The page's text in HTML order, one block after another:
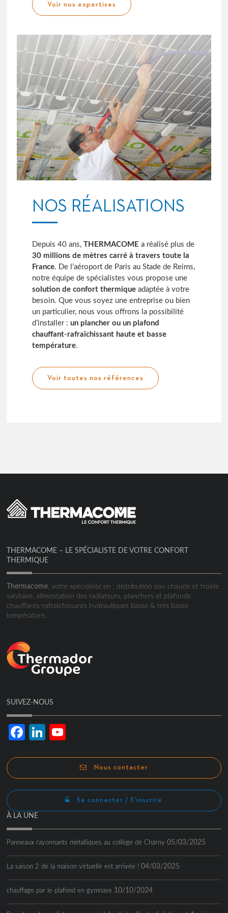
Voir nos expertises
NOS RÉALISATIONS
Depuis 40 ans,THERMACOME a réalisé plus de
30 millions de mètres carré à travers toute la
France. De l’aéroport de Paris au Stade de Reims,
notre équipe de spécialistes vous propose une
solution de confort thermique adaptée à votre
besoin. Que vous soyez une entreprise ou bien
un particulier, nous vous offrons la possibilité
d’installer :un plancher ou un plafond
chauffant-rafraîchissant haute et basse
température.
Voir toutes nos références
THERMACOME – LE SPÉCIALISTE DE VOTRE CONFORT
THERMIQUE
Thermacome , votre spécialiste en : distribution eau chaude et froide
sanitaire, alimentation des radiateurs, planchers et plafonds
chauffants-rafraîchissants hydrauliques basse & très basse
température.
SUIVEZ-NOUS
FacebookLinkedIn
Nous contacter
Se connecter / S'inscrire
À LA UNE
Panneaux rayonnants métalliques au collège de Charny 05/03/2025
La saison 2 de la maison virtuelle est arrivée ! 04/03/2025
chauffage par le plafond en gymnase 10/10/2024